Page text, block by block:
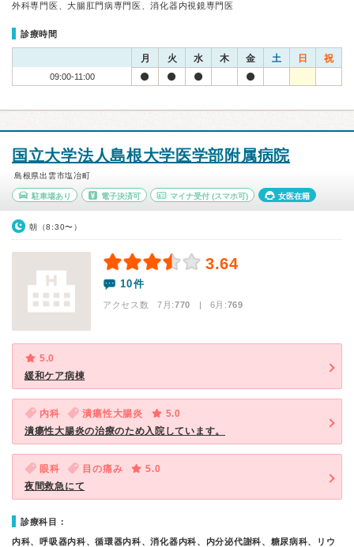
外科専門医、大腸肛門病専門医、消化器内視鏡専門医
診療時間
月 火 水 木 金 土 日 祝
09:00-11:00
国立大学法人島根大学医学部附属病院
島根県出雲市塩冶町
駐車場あり 電子決済可 マイナ受付 (スマホ可) 女医在籍
朝（8:30〜）
3.64
10件
アクセス数 7月:770 | 6月:769
5.0
緩和ケア病棟
内科 潰瘍性大腸炎
5.0
潰瘍性大腸炎の治療のため入院しています。
眼科 目の痛み
5.0
夜間救急にて
診療科目：
内科、呼吸器内科、循環器内科、消化器内科、内分泌代謝科、糖尿病科、リウ